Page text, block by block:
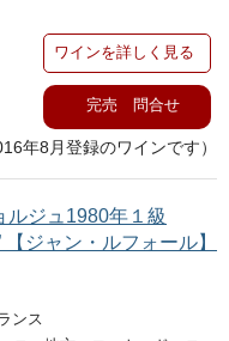
ワインを詳しく見る
完売 問合せ
年8月登録のワインです）
ルジュ1980年１級
ジャン・ルフォール】
ンス